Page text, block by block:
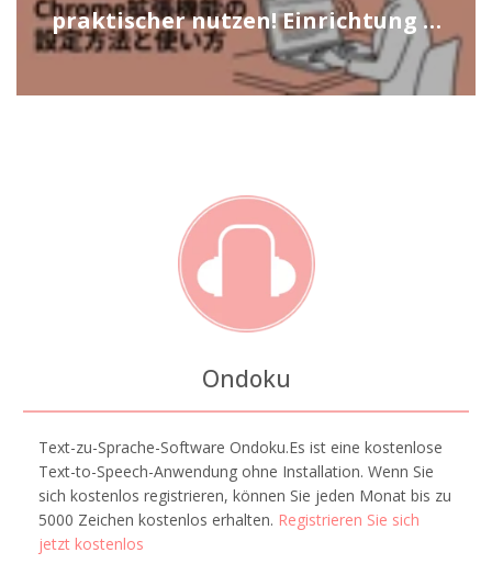
praktischer nutzen! Einrichtung …
Ondoku
Text-zu-Sprache-Software Ondoku.Es ist eine kostenlose
Text-to-Speech-Anwendung ohne Installation. Wenn Sie
sich kostenlos registrieren, können Sie jeden Monat bis zu
5000 Zeichen kostenlos erhalten. Registrieren Sie sich
jetzt kostenlos